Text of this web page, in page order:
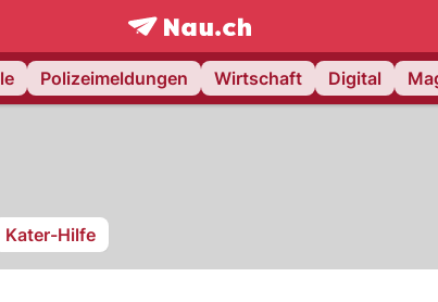
frontpage.NAU.ch
Polizeimeldungen Wirtschaft Digital
Kater-Hilfe